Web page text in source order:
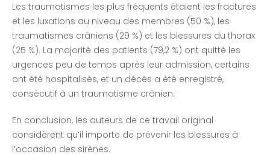
Les traumatismes les plus fréquents étaient les fractures
et les luxations au niveau des membres (50 %), les
traumatismes crâniens (29 %) et les blessures du thorax
(25 %). La majorité des patients (79,2 %) ont quitté les
urgences peu de temps après leur admission, certains
ont été hospitalisés, et un décès a été enregistré,
consécutif à un traumatisme crânien.
En conclusion, les auteurs de ce travail original
considèrent qu’il importe de prévenir les blessures à
l’occasion des sirènes.